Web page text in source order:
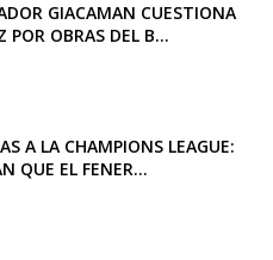
GIACAMAN CUESTIONA
POR OBRAS DEL B...
A LA CHAMPIONS LEAGUE:
QUE EL FENER...